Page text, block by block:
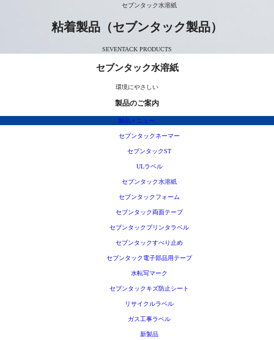
セブンタック水溶紙
粘着製品（セブンタック製品）
SEVENTACK PRODUCTS
セブンタック水溶紙
環境にやさしい
製品のご案内
製品メニュー
セブンタックネーマー
セブンタックST
ULラベル
セブンタック水溶紙
セブンタックフォーム
セブンタック両面テープ
セブンタックプリンタラベル
セブンタックすべり止め
セブンタック電子部品用テープ
水転写マーク
セブンタックキズ防止シート
リサイクルラベル
ガス工事ラベル
新製品